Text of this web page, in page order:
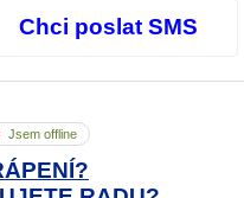
Chci poslat SMS
Jsem offline